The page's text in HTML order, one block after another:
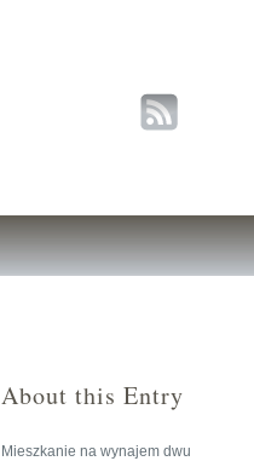
About this Entry
Mieszkanie na wynajem dwu